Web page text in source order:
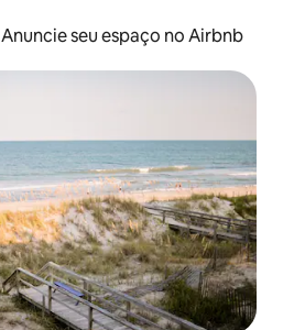
Anuncie seu espaço no Airbnb